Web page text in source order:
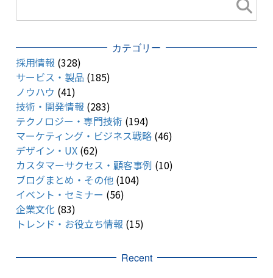
カテゴリー
採用情報 (328)
サービス・製品 (185)
ノウハウ (41)
技術・開発情報 (283)
テクノロジー・専門技術 (194)
マーケティング・ビジネス戦略(46)
デザイン・UX(62)
カスタマーサクセス・顧客事例 (10)
ブログまとめ・その他(104)
イベント・セミナー (56)
企業文化 (83)
トレンド・お役立ち情報 (15)
Recent